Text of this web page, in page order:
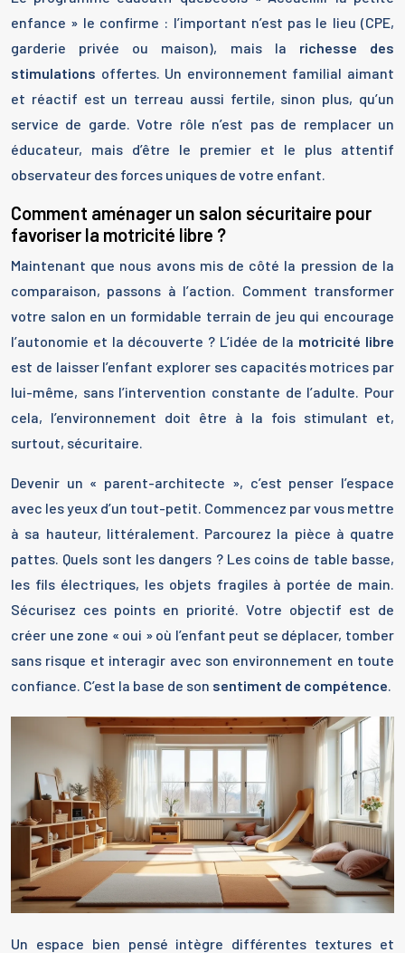
enfance » le confirme : l’important n’est pas le lieu (CPE,
garderie privée ou maison), mais la richesse des
stimulations offertes. Un environnement familial aimant
et réactif est un terreau aussi fertile, sinon plus, qu’un
service de garde. Votre rôle n’est pas de remplacer un
éducateur, mais d’être le premier et le plus attentif
observateur des forces uniques de votre enfant.
Comment aménager un salon sécuritaire pour
favoriser la motricité libre ?
Maintenant que nous avons mis de côté la pression de la
comparaison, passons à l’action. Comment transformer
votre salon en un formidable terrain de jeu qui encourage
l’autonomie et la découverte ? L’idée de la motricité libre
est de laisser l’enfant explorer ses capacités motrices par
lui-même, sans l’intervention constante de l’adulte. Pour
cela, l’environnement doit être à la fois stimulant et,
surtout, sécuritaire.
Devenir un « parent-architecte », c’est penser l’espace
avec les yeux d’un tout-petit. Commencez par vous mettre
à sa hauteur, littéralement. Parcourez la pièce à quatre
pattes. Quels sont les dangers ? Les coins de table basse,
les fils électriques, les objets fragiles à portée de main.
Sécurisez ces points en priorité. Votre objectif est de
créer une zone « oui » où l’enfant peut se déplacer, tomber
sans risque et interagir avec son environnement en toute
confiance. C’est la base de son sentiment de compétence
Un espace bien pensé intègre différentes textures et